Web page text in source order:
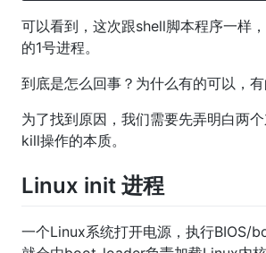
可以看到，这次跟shell脚本程序一样
的1号进程。
到底是怎么回事？为什么有的可以，有
为了找到原因，我们需要先弄明白两
kill操作的本质。
Linux init 进程
一个Linux系统打开电源，执行BIOS/